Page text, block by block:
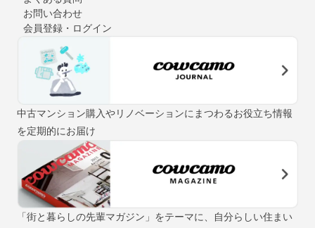
お問い合わせ
会員登録・ログイン
中古マンション購入やリノベーションにまつわるお役立ち情報
を定期的にお届け
「街と暮らしの先輩マガジン」をテーマに、自分らしい住まい